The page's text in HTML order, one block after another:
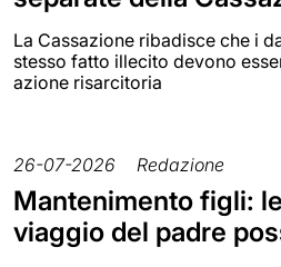
La Cassazione ribadisce che i
stesso fatto illecito devono
azione risarcitoria
26-07-2026 Redazione
Mantenimento figli:
viaggio del padre